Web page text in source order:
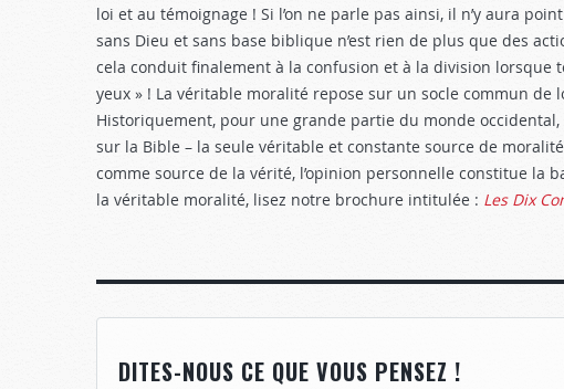
loi et au témoignage ! Si l’on ne parle pas ainsi, il n’y aura
sans Dieu et sans base biblique n’est rien de plus que des
cela conduit finalement à la confusion et à la division lorsque
yeux » ! La véritable moralité repose sur un socle commun
Historiquement, pour une grande partie du monde
sur la Bible – la seule véritable et constante source de
comme source de la vérité, l’opinion personnelle constitue la
la véritable moralité, lisez notre brochure intitulée : Les Dix
DITES-NOUS CE QUE VOUS PENSEZ !